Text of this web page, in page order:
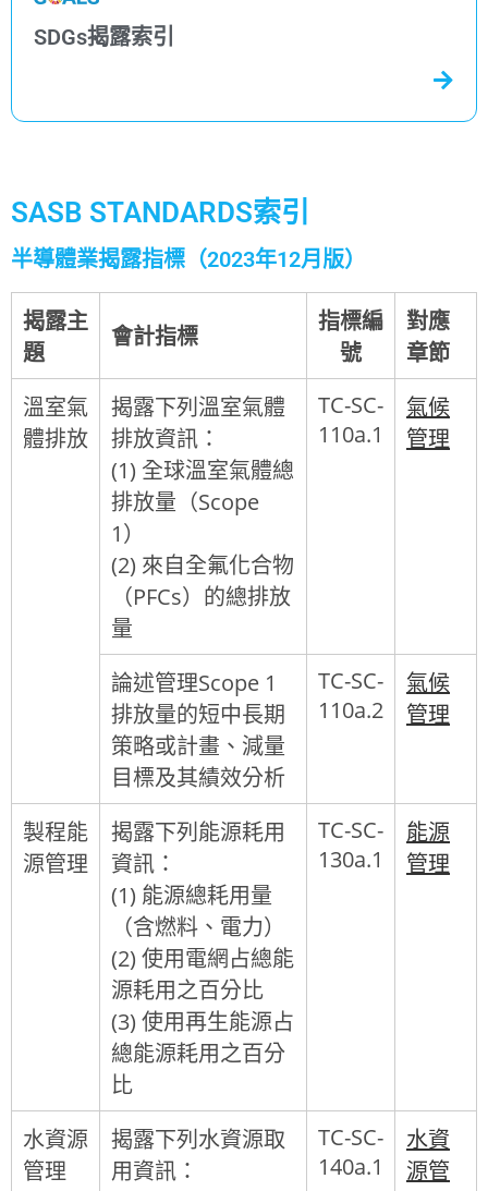
SDGs揭露索引
SASB STANDARDS索引​
半導體業揭露指標（2023年12月版）
揭露主
題
會計指標
指標編
號
對應
章節
溫室氣
體排放
揭露下列溫室氣體
排放資訊：
(1) 全球溫室氣體總
排放量（Scope
1）
(2) 來自全氟化合物
（PFCs）的總排放
量
TC-SC-
110a.1
氣候
管理
論述管理Scope 1
排放量的短中長期
策略或計畫、減量
目標及其績效分析
TC-SC-
110a.2
氣候
管理
製程能
源管理
揭露下列能源耗用
資訊：
(1) 能源總耗用量
（含燃料、電力）
(2) 使用電網占總能
源耗用之百分比
(3) 使用再生能源占
總能源耗用之百分
比
TC-SC-
130a.1
能源
管理
水資源
管理
揭露下列水資源取
用資訊：
TC-SC-
140a.1
水資
源管